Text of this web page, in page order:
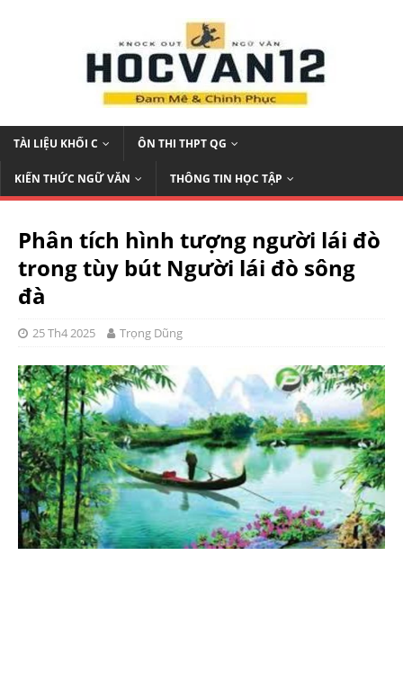
TÀI LIỆU KHỐI C ÔN THI THPT QG
KIẾN THỨC NGỮ VĂN THÔNG TIN HỌC TẬP
Phân tích hình tượng người lái đò
trong tùy bút Người lái đò sông
đà
25 Th4 2025 Trọng Dũng